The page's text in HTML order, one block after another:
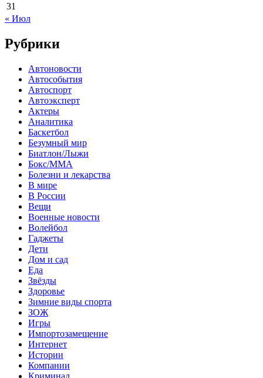
31
« Июл
Рубрики
Автоновости
Автособытия
Автоспорт
Автоэксперт
Актеры
Аналитика
Баскетбол
Безумный мир
Биатлон/Лыжи
Бокс/MMA
Болезни и лекарства
В мире
В России
Вещи
Военные новости
Волейбол
Гаджеты
Дети
Дом и сад
Еда
Звёзды
Здоровье
Зимние виды спорта
ЗОЖ
Игры
Импортозамещение
Интернет
Истории
Компании
Криминал